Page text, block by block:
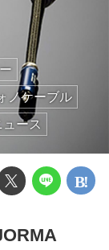
ノケーブル
ュース